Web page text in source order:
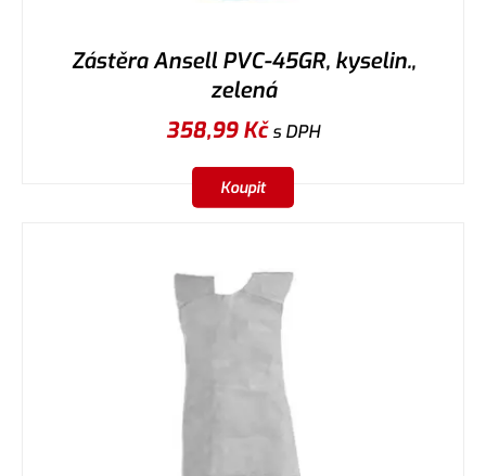
Zástěra Ansell PVC-45GR, kyselin.,
zelená
358,99Kčs DPH
Koupit